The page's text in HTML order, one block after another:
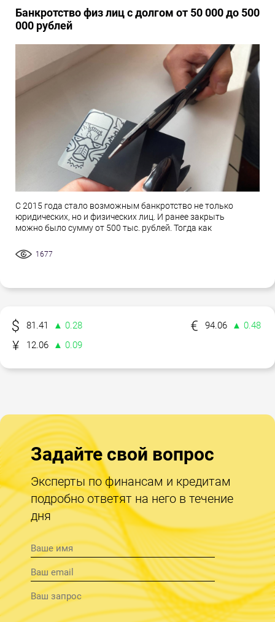
Банкротство физ лиц с долгом от 50 000 до 500
000 рублей
С 2015 года стало возможным банкротство не только
юридических, но и физических лиц. И ранее закрыть
можно было сумму от 500 тыс. рублей. Тогда как
1677
81.41 ▲ 0.28 94.06
▲ 0.48
12.06
▲ 0.09
Задайте свой вопрос
Эксперты по финансам и кредитам
подробно ответят на него в течение
дня